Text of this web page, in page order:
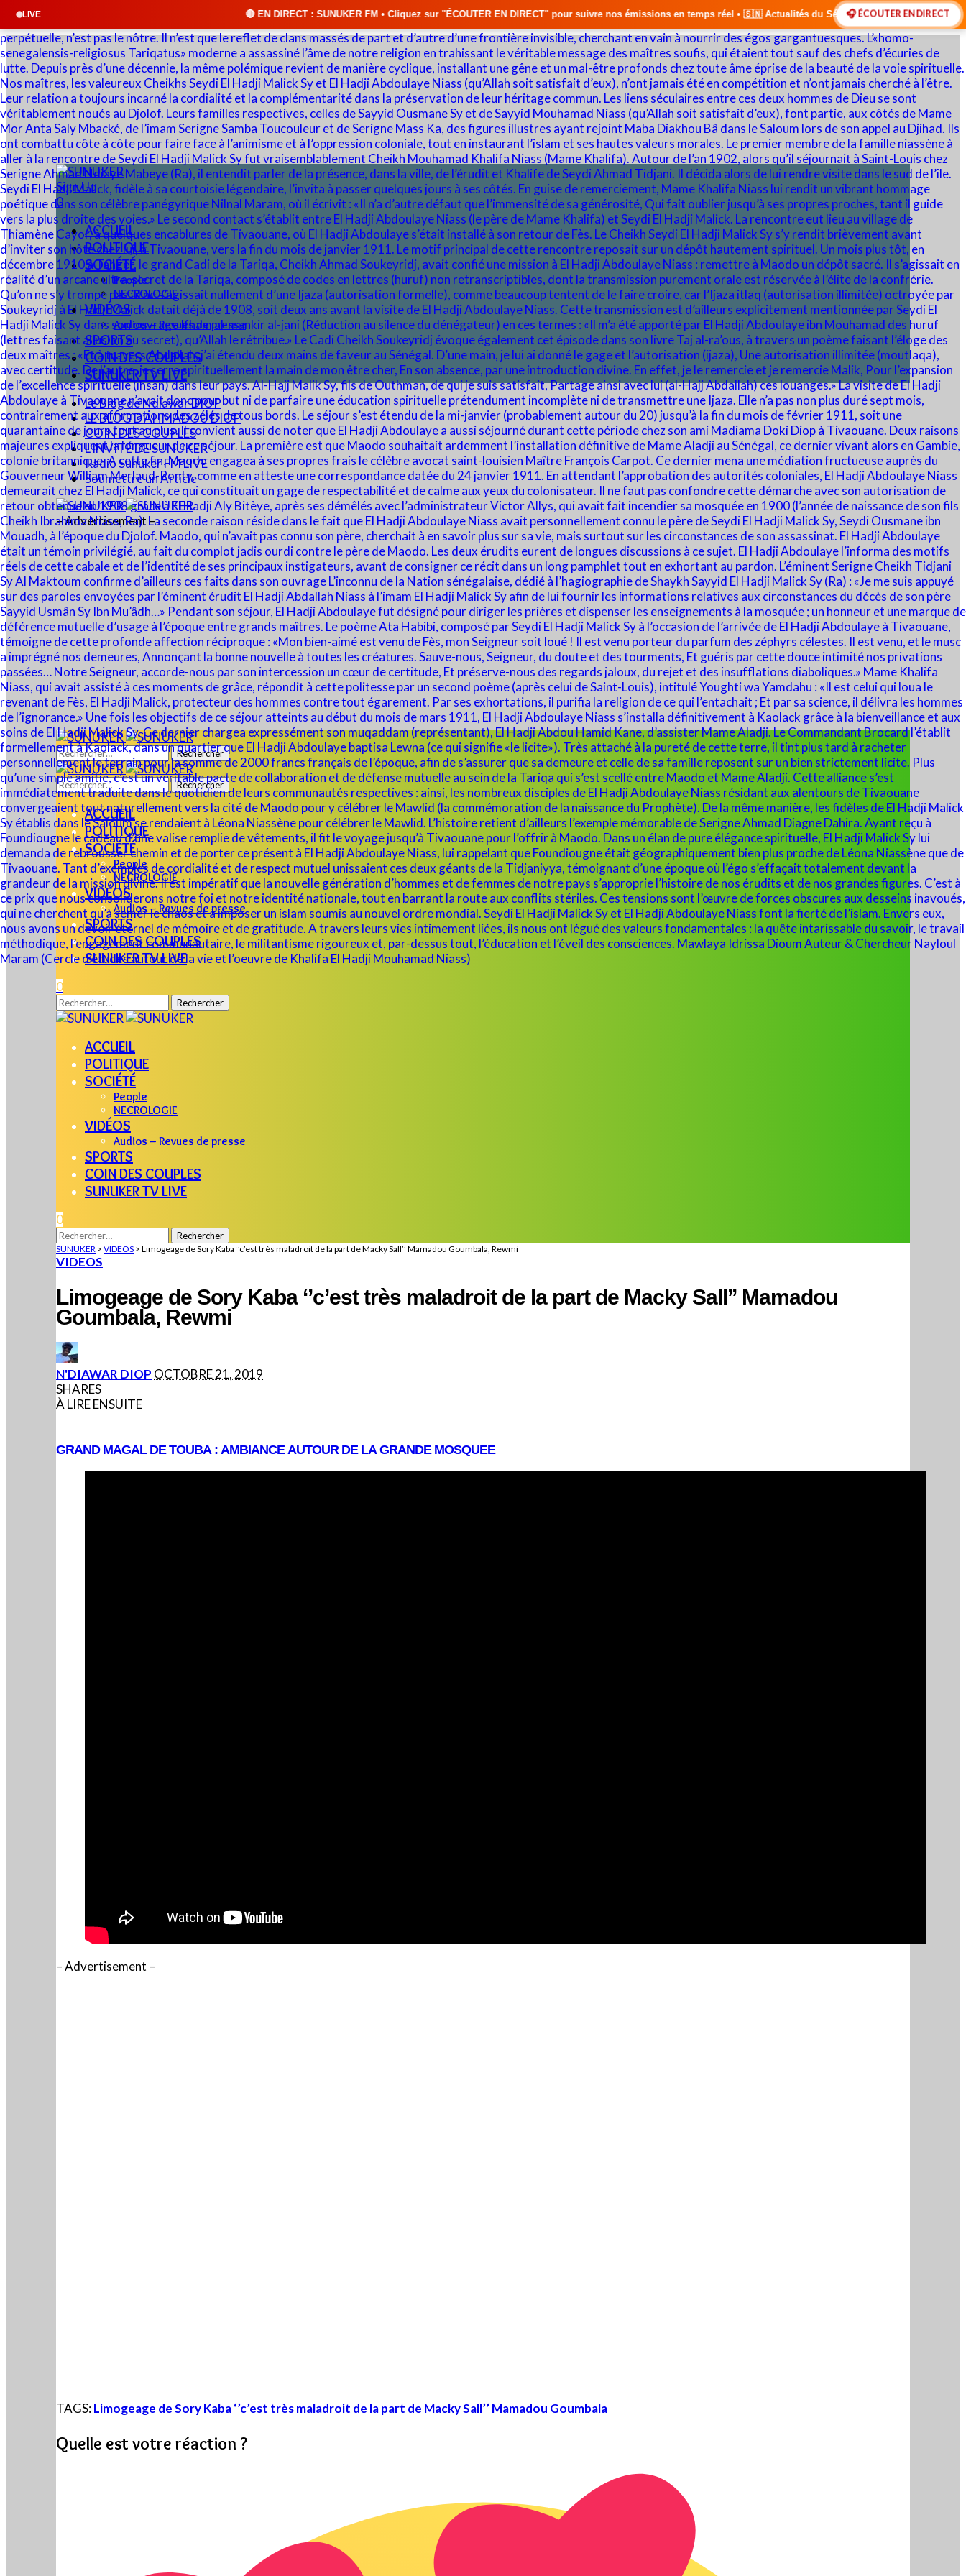
LIVE 🔴 EN DIRECT : SUNUKER FM • Cliquez sur "ÉCOUTER EN DIRECT" pour suivre nos émissions en temps réel • 🇸🇳 Actualités du Sénégal • 🌍 Actualités Internationales • 🎙️
🎧 ÉCOUTER EN DIRECT
Sign Up
0
ACCUEIL
POLITIQUE
SOCIÉTÉ
People
NECROLOGIE
VIDÉOS
Audios – Revues de presse
SPORTS
COIN DES COUPLES
SUNUKER TV LIVE
Le Blog de Ndiawar DIOP
LE BLOG D’AHMADOU DIOP
COIN DES COUPLES
L’INVITÉ DE SUNUKER
Radio Sunuker FM LIVE
Soumettre un Article
– Advertisement –
Rechercher :
Rechercher :
ACCUEIL
POLITIQUE
SOCIÉTÉ
People
NECROLOGIE
VIDÉOS
Audios – Revues de presse
SPORTS
COIN DES COUPLES
SUNUKER TV LIVE
0
Rechercher :
ACCUEIL
POLITIQUE
SOCIÉTÉ
People
NECROLOGIE
VIDÉOS
Audios – Revues de presse
SPORTS
COIN DES COUPLES
SUNUKER TV LIVE
0
Rechercher :
SUNUKER > VIDEOS > Limogeage de Sory Kaba ‘’c’est très maladroit de la part de Macky Sall’’ Mamadou Goumbala, Rewmi
VIDEOS
Limogeage de Sory Kaba ‘’c’est très maladroit de la part de Macky Sall’’ Mamadou
Goumbala, Rewmi
POSTED
BY
N'DIAWAR DIOP OCTOBRE 21, 2019
SHARES
À LIRE ENSUITE
GRAND MAGAL DE TOUBA : AMBIANCE AUTOUR DE LA GRANDE MOSQUEE
– Advertisement –
TAGS:Limogeage de Sory Kaba ‘’c’est très maladroit de la part de Macky Sall’’ Mamadou Goumbala
Quelle est votre réaction ?